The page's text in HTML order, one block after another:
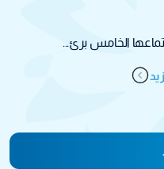
الخامس برئ...